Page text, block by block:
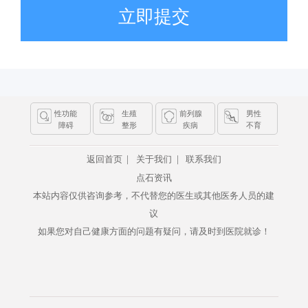
立即提交
性功能
障碍
生殖
整形
前列腺
疾病
男性
不育
返回首页 | 关于我们 |
联系我们
点石资讯
本站内容仅供咨询参考，不代替您的医生或其他医务人员的建
议
如果您对自己健康方面的问题有疑问，请及时到医院就诊！